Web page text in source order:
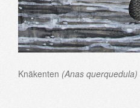
Knäkenten (Anas querquedula)